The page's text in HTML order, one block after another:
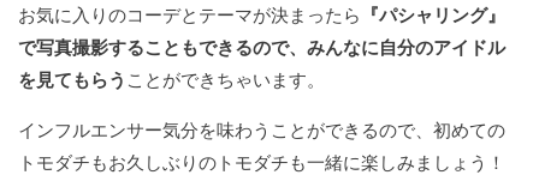
お気に入りのコーデとテーマが決まったら 『パシャリング』
で写真撮影することもできるので、みんなに自分のアイドル
を見てもらう ことができちゃいます。
インフルエンサー気分を味わうことができるので、初めての
トモダチもお久しぶりのトモダチも一緒に楽しみましょう！